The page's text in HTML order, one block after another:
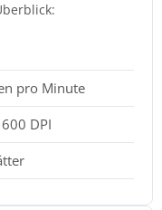
pro Minute
DPI